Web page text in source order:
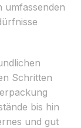
umfassenden
Schritten
bis hin
und gut